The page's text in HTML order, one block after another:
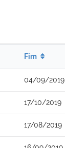
Fim
04/09/2019
17/10/2019
17/08/2019